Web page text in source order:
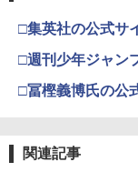
□集英社の公式サ
□週刊少年ジャン
□冨樫義博氏の公
関連記事